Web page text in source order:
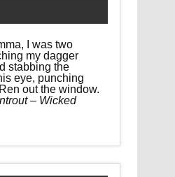
I was two
my dagger
stabbing the
eye, punching
out the window.
– Wicked